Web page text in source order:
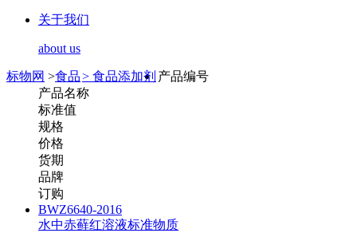
关于我们
about us
标物网 >食品> 食品添加剂 产品编号
产品名称
标准值
规格
价格
货期
品牌
订购
BWZ6640-2016
水中赤藓红溶液标准物质